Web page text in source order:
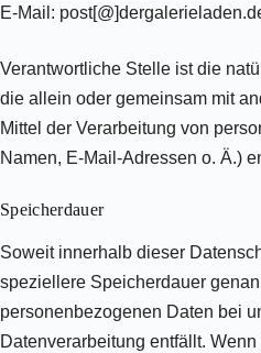
E-Mail:
Verantwortliche Stelle ist die
die allein oder gemeinsam mit
Mittel der Verarbeitung von
Namen, E-Mail-Adressen o. Ä.)
Speicherdauer
Soweit innerhalb dieser
speziellere Speicherdauer
personenbezogenen Daten bei
Datenverarbeitung entfällt.